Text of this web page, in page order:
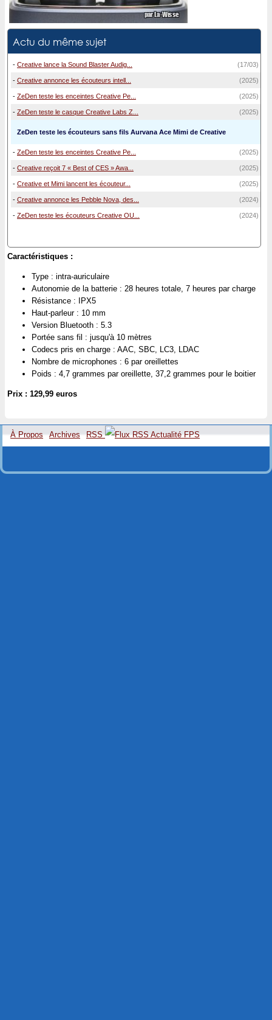
Actu du même sujet
- Creative lance la Sound Blaster Audig... (17/03)
- Creative annonce les écouteurs intell... (2025)
- ZeDen teste les enceintes Creative Pe... (2025)
- ZeDen teste le casque Creative Labs Z... (2025)
ZeDen teste les écouteurs sans fils Aurvana Ace Mimi de Creative
- ZeDen teste les enceintes Creative Pe... (2025)
- Creative reçoit 7 « Best of CES » Awa... (2025)
- Creative et Mimi lancent les écouteur... (2025)
- Creative annonce les Pebble Nova, des... (2024)
- ZeDen teste les écouteurs Creative OU... (2024)
Caractéristiques :
Type : intra-auriculaire
Autonomie de la batterie : 28 heures totale, 7 heures par charge
Résistance : IPX5
Haut-parleur : 10 mm
Version Bluetooth : 5.3
Portée sans fil : jusqu'à 10 mètres
Codecs pris en charge : AAC, SBC, LC3, LDAC
Nombre de microphones : 6 par oreillettes
Poids : 4,7 grammes par oreillette, 37,2 grammes pour le boitier
Prix : 129,99 euros
À Propos Archives RSS